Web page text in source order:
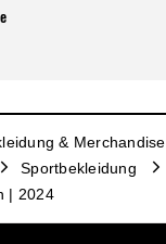
& Merchandise
Sportbekleidung
| 2024